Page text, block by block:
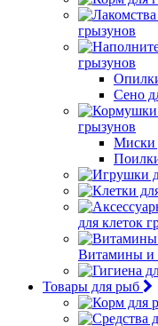
грызунов
грызунов
Сено
грызунов
Миски
для клеток
Витамины и
Товары для рыб